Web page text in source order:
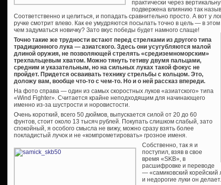
практически через
подвержена влиянию так
Соответственно и целиться, и попадать сравнительно просто. А вот у
ручке смотрит влево. Как ее умудряются посылать точно в цель — в этом
чем задуматься новичку? Зато вкус победы будет намного слаще!
Точно такие же трудности встают перед стрелками из другого типа
традиционного лука — азиатского. Здесь они усугубляются малой
длиной оружия, не позволяющей стрелять «средиземноморским»
трехпальцевым хватом. Можно тянуть тетиву двумя пальцами,
средним и указательным, но на сильных луках такой фокус не
пройдет. Придется осваивать технику стрельбы с кольцом. Это,
доложу вам, вообще что-то с чем-то. Но и о ней рассказ впереди.
На фото справа — один из самых скоростных луков «азиатского» типа
«Wind Fighter». Считается крайне неподходящим для начинающего
именно из-за шустрости и норовистости.
Очень короткий, всего 50 дюймов, выпускается силой от 20 до 60
фунтов, стоит около 13 тысяч рублей. Покупать слишком слабый, зато
спокойный, я особого смысла не вижу, можно сразу взять более
покладистый лучок и не «компрометировать» грозное именя.
Собственно, так я и
поступил, взяв в свое
время «SKB», в
расшифровке и переводе
— «самиковский корейский
и недорогие луки он делает.